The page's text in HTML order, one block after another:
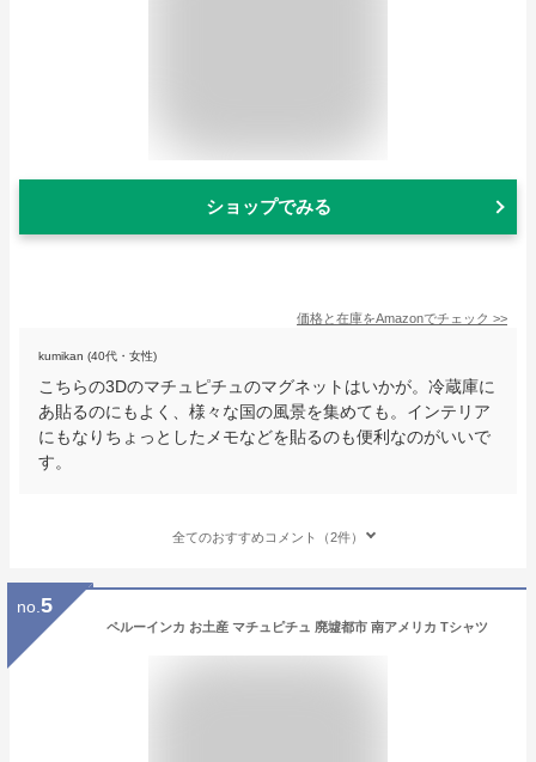
ショップでみる
価格と在庫をAmazonでチェック >>
kumikan (40代・女性)
こちらの3Dのマチュピチュのマグネットはいかが。冷蔵庫に
あ貼るのにもよく、様々な国の風景を集めても。インテリア
にもなりちょっとしたメモなどを貼るのも便利なのがいいで
す。
全てのおすすめコメント（2件）
no. 5
ペルーインカ お土産 マチュピチュ 廃墟都市 南アメリカ Tシャツ